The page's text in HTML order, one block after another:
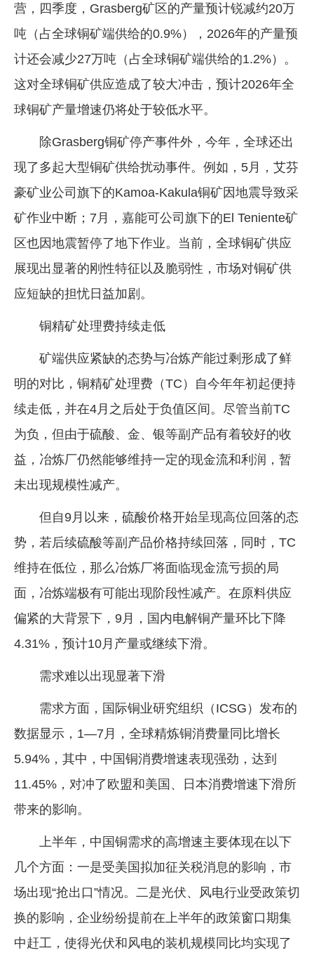
营，四季度，Grasberg矿区的产量预计锐减约20万
吨（占全球铜矿端供给的0.9%），2026年的产量预
计还会减少27万吨（占全球铜矿端供给的1.2%）。
这对全球铜矿供应造成了较大冲击，预计2026年全
球铜矿产量增速仍将处于较低水平。
除Grasberg铜矿停产事件外，今年，全球还出
现了多起大型铜矿供给扰动事件。例如，5月，艾芬
豪矿业公司旗下的Kamoa-Kakula铜矿因地震导致采
矿作业中断；7月，嘉能可公司旗下的El Teniente矿
区也因地震暂停了地下作业。当前，全球铜矿供应
展现出显著的刚性特征以及脆弱性，市场对铜矿供
应短缺的担忧日益加剧。
铜精矿处理费持续走低
矿端供应紧缺的态势与冶炼产能过剩形成了鲜
明的对比，铜精矿处理费（TC）自今年年初起便持
续走低，并在4月之后处于负值区间。尽管当前TC
为负，但由于硫酸、金、银等副产品有着较好的收
益，冶炼厂仍然能够维持一定的现金流和利润，暂
未出现规模性减产。
但自9月以来，硫酸价格开始呈现高位回落的态
势，若后续硫酸等副产品价格持续回落，同时，TC
维持在低位，那么冶炼厂将面临现金流亏损的局
面，冶炼端极有可能出现阶段性减产。在原料供应
偏紧的大背景下，9月，国内电解铜产量环比下降
4.31%，预计10月产量或继续下滑。
需求难以出现显著下滑
需求方面，国际铜业研究组织（ICSG）发布的
数据显示，1—7月，全球精炼铜消费量同比增长
5.94%，其中，中国铜消费增速表现强劲，达到
11.45%，对冲了欧盟和美国、日本消费增速下滑所
带来的影响。
上半年，中国铜需求的高增速主要体现在以下
几个方面：一是受美国拟加征关税消息的影响，市
场出现“抢出口”情况。二是光伏、风电行业受政策切
换的影响，企业纷纷提前在上半年的政策窗口期集
中赶工，使得光伏和风电的装机规模同比均实现了